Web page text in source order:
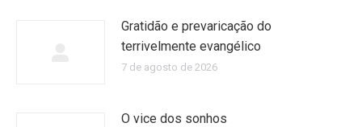
Gratidão e prevaricação do
terrivelmente evangélico
7 de agosto de 2026
O vice dos sonhos